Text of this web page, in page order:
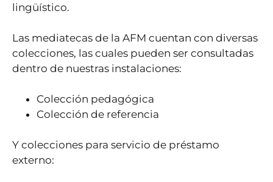
lingüístico.
Las mediatecas de la AFM cuentan con diversas
colecciones, las cuales pueden ser consultadas
dentro de nuestras instalaciones:
Colección pedagógica
Colección de referencia
Y colecciones para servicio de préstamo
externo: